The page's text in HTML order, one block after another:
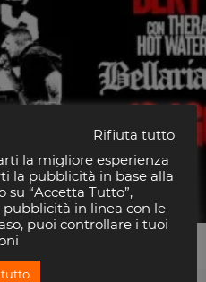
Rifiuta tutto
la migliore esperienza
la pubblicità in base alla
su “Accetta Tutto”,
in linea con le
puoi controllare i tuoi
tutto